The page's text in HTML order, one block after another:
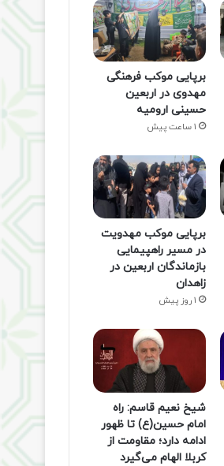
برپایی موکب فرهنگی
مهدوی در اربعین
حسینی ارومیه
1 ساعت پیش
برپایی موکب مهدویت
در مسیر راهپیمایی
بازماندگان اربعین در
زاهدان
1 روز پیش
شیخ نعیم قاسم: راه
امام حسین(ع) تا ظهور
ادامه دارد؛ مقاومت از
کربلا الهام می‌گیرد